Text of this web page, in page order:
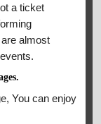
a ticket
almost
You can enjoy